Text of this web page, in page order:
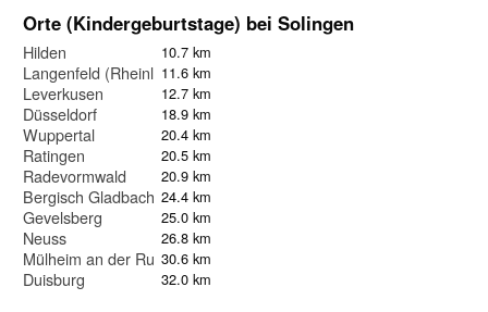
Orte (Kindergeburtstage) bei Solingen
Hilden 10.7 km
Langenfeld (Rheinland)11.6 km
Leverkusen 12.7 km
Düsseldorf 18.9 km
Wuppertal 20.4 km
Ratingen 20.5 km
Radevormwald 20.9 km
Bergisch Gladbach 24.4 km
Gevelsberg 25.0 km
Neuss 26.8 km
Mülheim an der Ruhr30.6 km
Duisburg 32.0 km